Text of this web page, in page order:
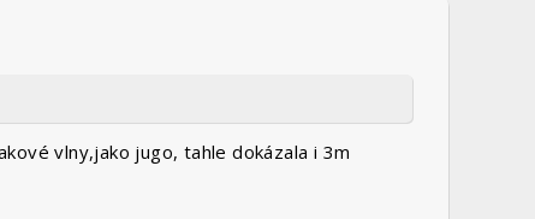
vlny,jako jugo, tahle dokázala i 3m